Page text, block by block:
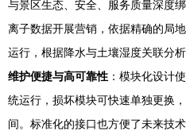
与景区生态、安全、服务质量深度
离子数据开展营销，依据精确的局
运行，根据降水与土壤湿度关联分析
维护便捷与高可靠性 ：模块化设计
统运行，损坏模块可快速单独更换
间。标准化的接口也方便了未来技术